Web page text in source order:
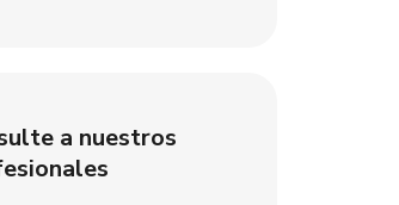
a nuestros